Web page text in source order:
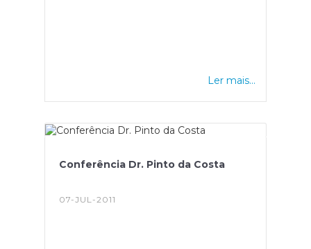
Ler mais...
Conferência Dr. Pinto da Costa
07-JUL-2011